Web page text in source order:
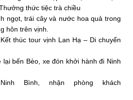
thức tiệc trà chiều
ngọt, trái cây và nước hoa quả trong
hôn trên vịnh.
Kết thúc tour vịnh Lan Hạ – Di chuyển
lại bến Bèo, xe đón khởi hành đi Ninh
Bình, nhận phòng khách